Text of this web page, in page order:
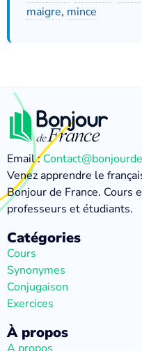
maigre, mince
Email :
Venez apprendre le
Bonjour de France. Cours
professeurs et étudiants.
Catégories
Cours
Synonymes
Conjugaison
Exercices
À propos